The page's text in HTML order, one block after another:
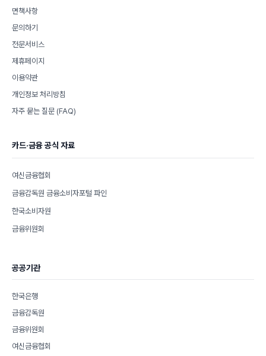
면책사항
문의하기
전문서비스
제휴페이지
이용약관
개인정보 처리방침
자주 묻는 질문 (FAQ)
카드·금융 공식 자료
여신금융협회
금융감독원 금융소비자포털 파인
한국소비자원
금융위원회
공공기관
한국은행
금융감독원
금융위원회
여신금융협회